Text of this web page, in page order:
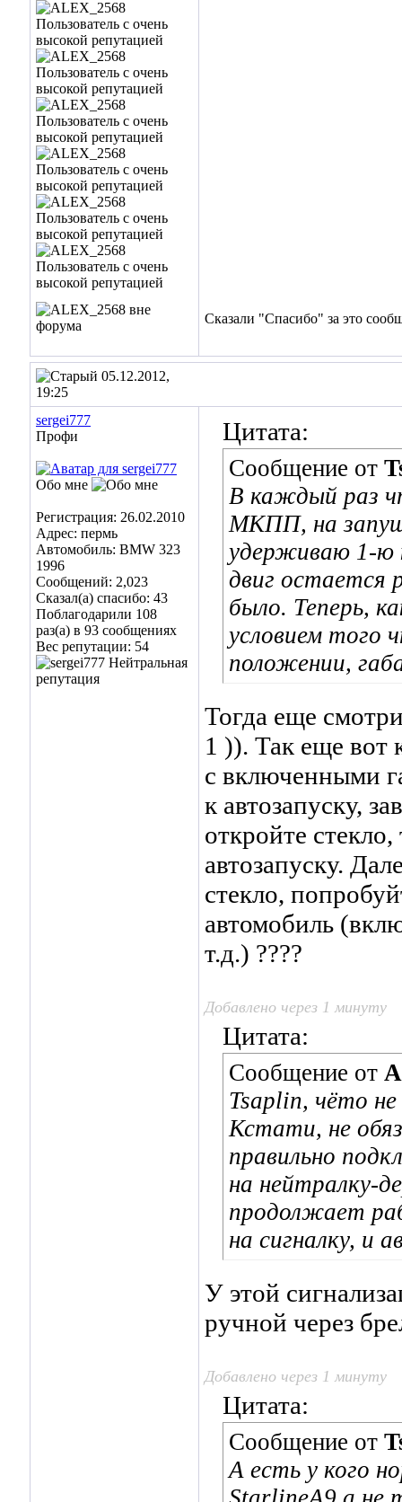
Сказали "Спасибо" за это
05.12.2012,
19:25
sergei777
Профи
Обо мне
Регистрация: 26.02.2010
Адрес: пермь
Автомобиль: BMW 323
1996
Сообщений: 2,023
Сказал(а) спасибо: 43
Поблагодарили 108
раз(а) в 93 сообщениях
Вес репутации: 54
Цитата:
Сообщение от
В каждый раз
МКПП, на
удерживаю 1-ю
двиг остается
было. Теперь,
условием того
положении,
Тогда еще
1 )). Так еще вот
с включенными
к автозапуску,
откройте
автозапуску.
стекло,
автомобиль
т.д.) ????
Добавлено через 1 минуту
Цитата:
Сообщение от
Tsaplin, чёто
Кстати, не
правильно
на нейтралку-
продолжает
на сигналку, и
У этой
ручной через
Добавлено через 1 минуту
Цитата:
Сообщение от
А есть у кого